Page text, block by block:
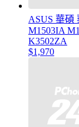
ASUS 華碩
M1503IA
K3502ZA
$1,970